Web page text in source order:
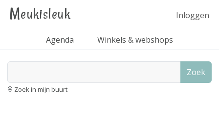
Meukisleuk Inloggen
Agenda Winkels & webshops
Zoek
Zoek in mijn buurt